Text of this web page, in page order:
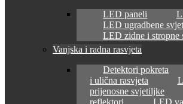
LED paneli
LED ugradbene
LED zidne i stropne
Vanjska i radna rasvjeta
Detektori pokreta
i ulična rasvjeta
prijenosne svjetiljke